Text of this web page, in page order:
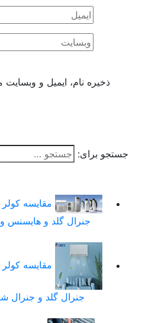
نام، ایمیل و وبسایت من در
مقایسه کولر گازی گری
جنرال گلد و هایسنس و مدیا و
مقایسه کولر گازی گری
جنرال گلد و جنرال شکار و